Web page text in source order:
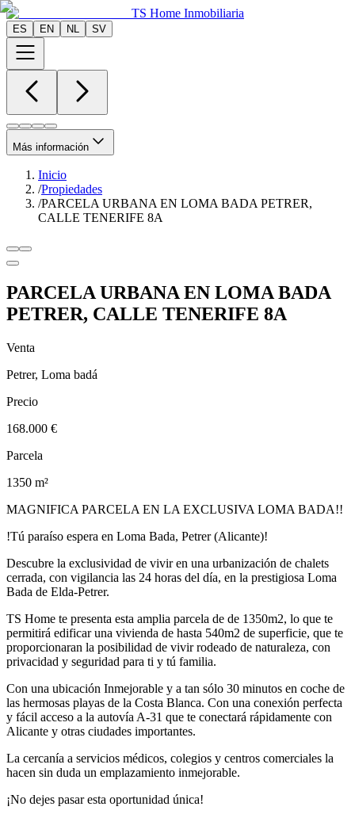
TS Home Inmobiliaria
ES EN NL SV
Más información
Inicio
/Propiedades
/PARCELA URBANA EN LOMA BADA PETRER,
CALLE TENERIFE 8A
PARCELA URBANA EN LOMA BADA
PETRER, CALLE TENERIFE 8A
Venta
Petrer, Loma badá
Precio
168.000 €
Parcela
1350 m²
MAGNIFICA PARCELA EN LA EXCLUSIVA LOMA BADA!!
!Tú paraíso espera en Loma Bada, Petrer (Alicante)!
Descubre la exclusividad de vivir en una urbanización de chalets
cerrada, con vigilancia las 24 horas del día, en la prestigiosa Loma
Bada de Elda-Petrer.
TS Home te presenta esta amplia parcela de de 1350m2, lo que te
permitirá edificar una vivienda de hasta 540m2 de superficie, que te
proporcionaran la posibilidad de vivir rodeado de naturaleza, con
privacidad y seguridad para ti y tú familia.
Con una ubicación Inmejorable y a tan sólo 30 minutos en coche de
las hermosas playas de la Costa Blanca. Con una conexión perfecta
y fácil acceso a la autovía A-31 que te conectará rápidamente con
Alicante y otras ciudades importantes.
La cercanía a servicios médicos, colegios y centros comerciales la
hacen sin duda un emplazamiento inmejorable.
¡No dejes pasar esta oportunidad única!